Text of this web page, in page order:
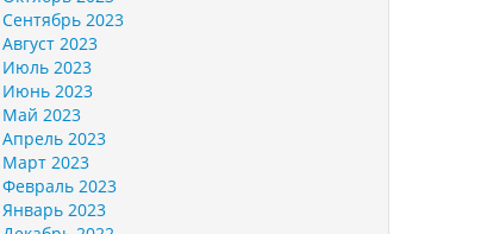
Сентябрь 2023
Август 2023
Июль 2023
Июнь 2023
Май 2023
Апрель 2023
Март 2023
Февраль 2023
Январь 2023